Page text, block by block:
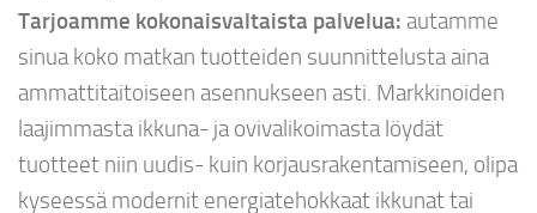
Tarjoamme kokonaisvaltaista palvelua: autamme
sinua koko matkan tuotteiden suunnittelusta aina
ammattitaitoiseen asennukseen asti. Markkinoiden
laajimmasta ikkuna- ja ovivalikoimasta löydät
tuotteet niin uudis- kuin korjausrakentamiseen, olipa
kyseessä modernit energiatehokkaat ikkunat tai